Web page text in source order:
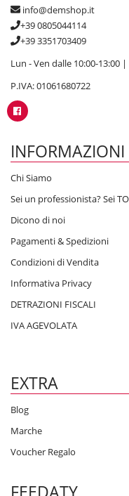
info@demshop.it
+39 0805044114
+39 3351703409
Lun - Ven dalle 10:00-13:00 |
P.IVA: 01061680722
INFORMAZIONI
Chi Siamo
Sei un professionista? Sei
Dicono di noi
Pagamenti & Spedizioni
Condizioni di Vendita
Informativa Privacy
DETRAZIONI FISCALI
IVA AGEVOLATA
EXTRA
Blog
Marche
Voucher Regalo